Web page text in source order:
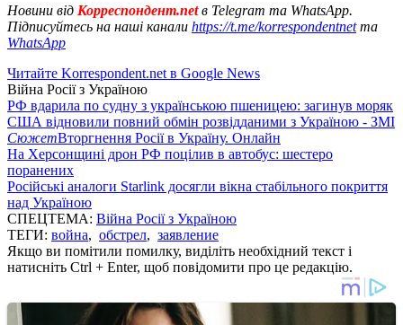
Новини від Корреспондент.netв Telegram та WhatsApp.
Підписуйтесь на наші канали https://t.me/korrespondentnetта
WhatsApp
Читайте Korrespondent.net в Google News
Війна Росії з Україною
РФ вдарила по судну з українською пшеницею: загинув моряк
США відновили повний обмін розвідданими з Україною - ЗМІ
СюжетВторгнення Росії в Україну. Онлайн
На Херсонщині дрон РФ поцілив в автобус: шестеро
поранених
Російські аналоги Starlink досягли вікна стабільного покриття
над Україною
СПЕЦТЕМА: Війна Росії з Україною
ТЕГИ: война, обстрел, заявление
Якщо ви помітили помилку, виділіть необхідний текст і
натисніть Ctrl + Enter, щоб повідомити про це редакцію.